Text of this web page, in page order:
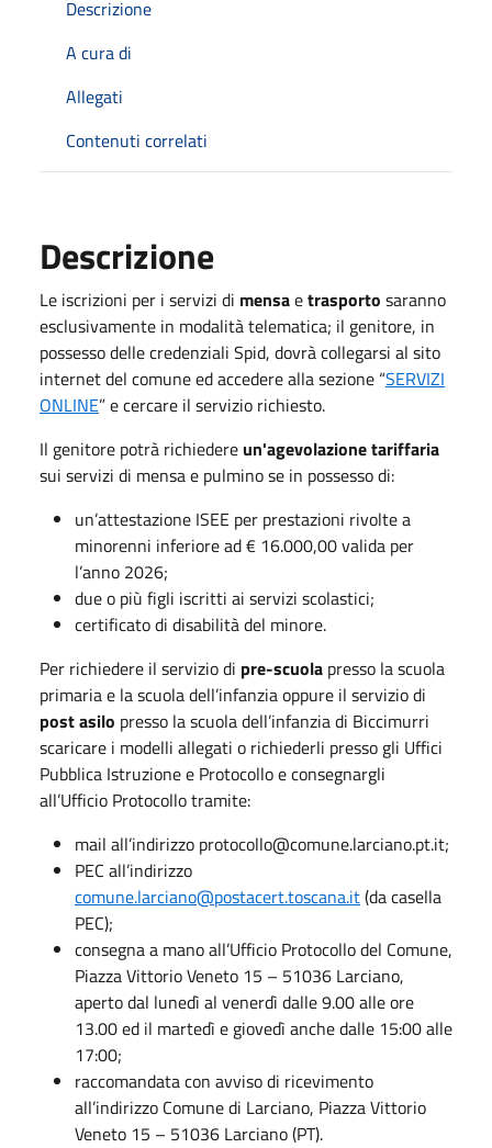
Descrizione
A cura di
Allegati
Contenuti correlati
Descrizione
Le iscrizioni per i servizi di mensaetrasporto saranno
esclusivamente in modalità telematica; il genitore, in
possesso delle credenziali Spid, dovrà collegarsi al sito
internet del comune ed accedere alla sezione “SERVIZI
ONLINE” e cercare il servizio richiesto.
Il genitore potrà richiedere un'agevolazione tariffaria
sui servizi di mensa e pulmino se in possesso di:
un’attestazione ISEE per prestazioni rivolte a
minorenni inferiore ad € 16.000,00 valida per
l’anno 2026;
due o più figli iscritti ai servizi scolastici;
certificato di disabilità del minore.
Per richiedere il servizio di pre-scuola presso la scuola
primaria e la scuola dell’infanzia oppure il servizio di
post asilo presso la scuola dell’infanzia di Biccimurri
scaricare i modelli allegati o richiederli presso gli Uffici
Pubblica Istruzione e Protocollo e consegnargli
all’Ufficio Protocollo tramite:
mail all’indirizzo protocollo@comune.larciano.pt.it;
PEC all’indirizzo
comune.larciano@postacert.toscana.it(da casella
PEC);
consegna a mano all’Ufficio Protocollo del Comune,
Piazza Vittorio Veneto 15 – 51036 Larciano,
aperto dal lunedì al venerdì dalle 9.00 alle ore
13.00 ed il martedì e giovedì anche dalle 15:00 alle
17:00;
raccomandata con avviso di ricevimento
all’indirizzo Comune di Larciano, Piazza Vittorio
Veneto 15 – 51036 Larciano (PT).